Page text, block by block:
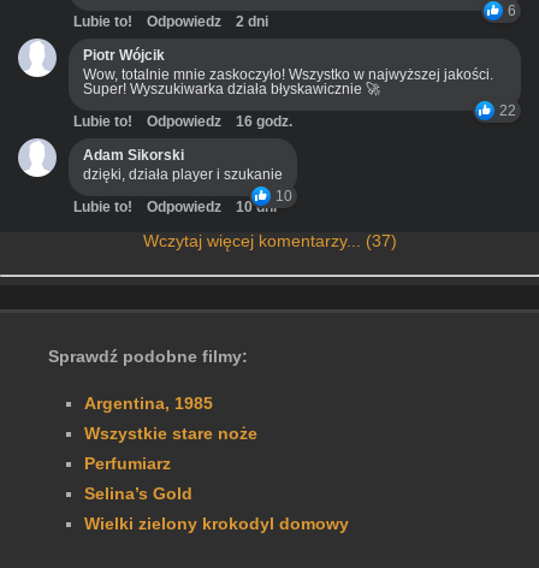
6
Lubie to! Odpowiedz
2 dni
Piotr Wójcik
Wow, totalnie mnie zaskoczyło! Wszystko w najwyższej jakości.
Super! Wyszukiwarka działa błyskawicznie 🚀
22
Lubie to! Odpowiedz
16 godz.
Adam Sikorski
dzięki, działa player i szukanie
10
Lubie to! Odpowiedz 10 dni
Wczytaj więcej komentarzy... (37)
Sprawdź podobne filmy:
Argentina, 1985
Wszystkie stare noże
Perfumiarz
Selina’s Gold
Wielki zielony krokodyl domowy